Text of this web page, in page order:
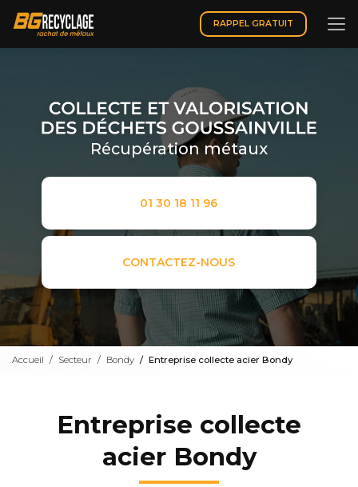
contenu
principal
RAPPEL GRATUIT
Récupération métaux
01 30 18 11 96
CONTACTEZ-NOUS
Accueil Secteur Bondy Entreprise collecte acier Bondy
Entreprise collecte
acier Bondy